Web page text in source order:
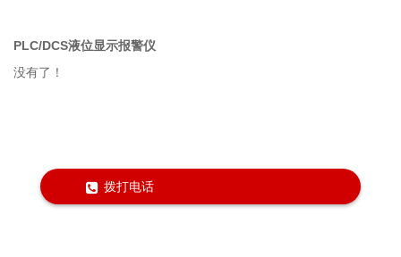
PLC/DCS液位显示报警仪
没有了！
拨打电话